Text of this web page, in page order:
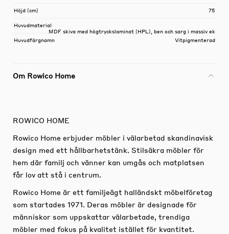
Höjd (cm) 75
Huvudmaterial
MDF skiva med högtryckslaminat (HPL), ben och sarg i massiv ek
Huvudfärgnamn
Vitpigmenterad
Om Rowico Home
ROWICO HOME
Rowico Home erbjuder möbler i välarbetad skandinavisk
design med ett hållbarhetstänk. Stilsäkra möbler för
hem där familj och vänner kan umgås och matplatsen
får lov att stå i centrum.
Rowico Home är ett familjeägt halländskt möbelföretag
som startades 1971. Deras möbler är designade för
människor som uppskattar välarbetade, trendiga
möbler med fokus på kvalitet istället för kvantitet.